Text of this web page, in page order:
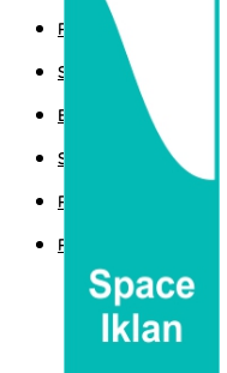
POLITIK
SPORT
EKBIS
SAINTEK
PEMERINTAHAN
PARLEMEN